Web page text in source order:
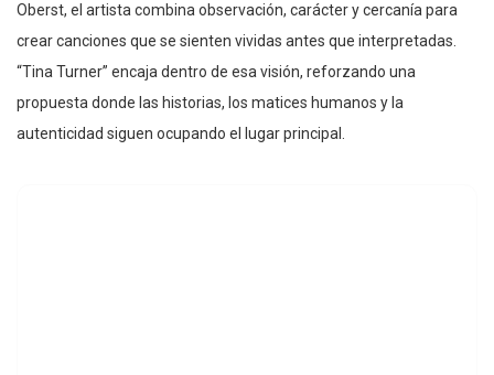
Oberst, el artista combina observación, carácter y cercanía para
crear canciones que se sienten vividas antes que interpretadas.
“Tina Turner” encaja dentro de esa visión, reforzando una
propuesta donde las historias, los matices humanos y la
autenticidad siguen ocupando el lugar principal.